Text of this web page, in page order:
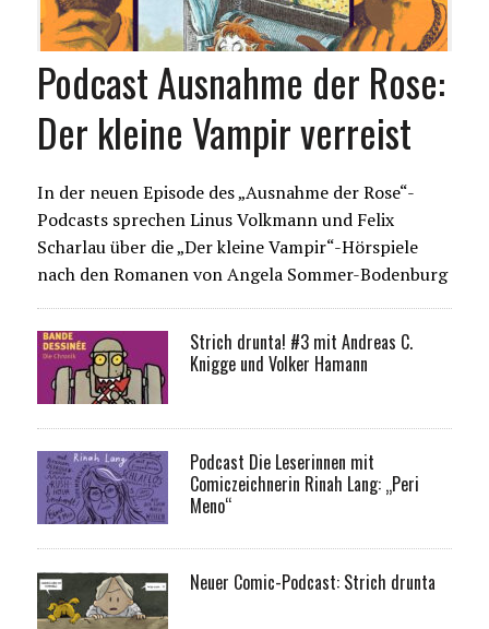
Podcast Ausnahme der Rose:
Der kleine Vampir verreist
In der neuen Episode des „Ausnahme der Rose“-
Podcasts sprechen Linus Volkmann und Felix
Scharlau über die „Der kleine Vampir“-Hörspiele
nach den Romanen von Angela Sommer-Bodenburg
Strich drunta! #3 mit Andreas C.
Knigge und Volker Hamann
Podcast Die Leserinnen mit
Comiczeichnerin Rinah Lang: „Peri
Meno“
Neuer Comic-Podcast: Strich drunta